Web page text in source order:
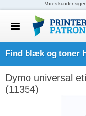
Find blæk og toner
Dymo universal
(11354)